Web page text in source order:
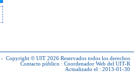
- Copyright © UIT 2026 Reservados todos los derechos
Contacto público : Coordenador Web del UIT-R
Actualizado el : 2013-01-30